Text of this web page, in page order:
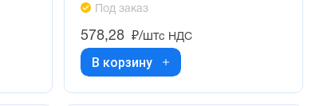
Под заказ
578,28 ₽/штс НДС
В корзину